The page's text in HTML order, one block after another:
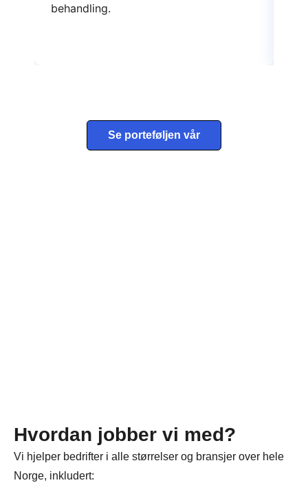
behandling.
Se porteføljen vår
Hvordan jobber vi med?
Vi hjelper bedrifter i alle størrelser og bransjer over hele
Norge, inkludert: